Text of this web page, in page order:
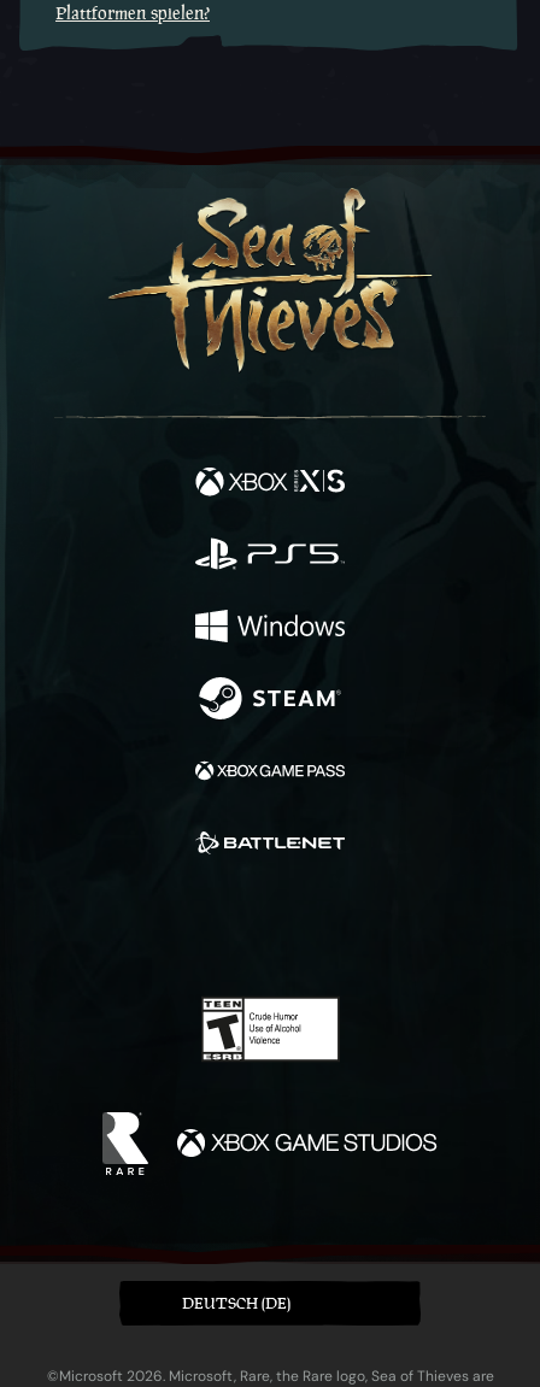
Plattformen spielen?
DEUTSCH (DE)
©Microsoft 2026. Microsoft, Rare, the Rare logo, Sea of Thieves are